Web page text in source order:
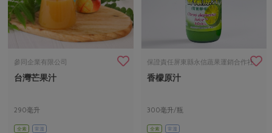
參同企業有限公司
台灣芒果汁
290毫升
全素 常溫
保證責任屏東縣永信蔬果運銷合作社
香檬原汁
300毫升/瓶
全素 常溫